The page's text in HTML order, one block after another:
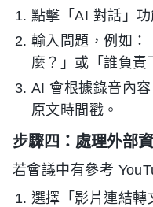
點擊「AI 對話」功
輸入問題，例如：
麼？」或「誰負責
AI 會根據錄音內
原文時間戳。
步驟四：處理外部
若會議中有參考
選擇「影片連結轉